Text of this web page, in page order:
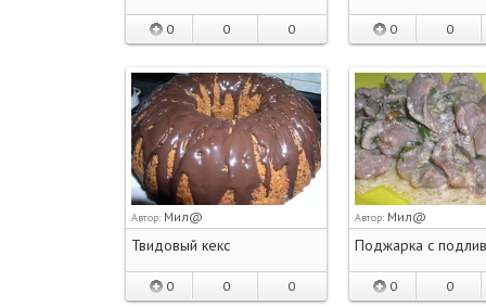
0 0 0 0 0
Автор: Мил@
Твидовый кекс
0 0 0
Автор: Мил@
Поджарка с
0 0